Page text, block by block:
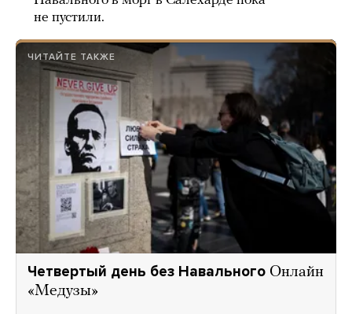
не пустили.
ЧИТАЙТЕ ТАКЖЕ
Четвертый день без Навального Онлайн
«Медузы»